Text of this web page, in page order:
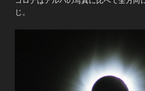
じ。